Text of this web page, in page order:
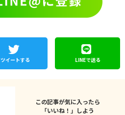
ツイートする LINEで送る
この記事が気に入ったら
「いいね！」しよう